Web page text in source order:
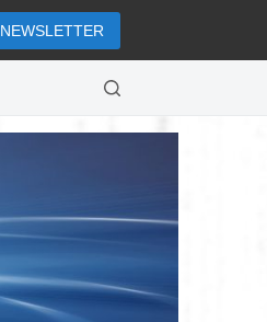
NEWSLETTER